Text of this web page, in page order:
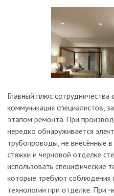
Главный плюс
коммуникация специалистов,
этапом ремонта. При
нередко обнаруживается
трубопроводы, не внесённые
стяжки и черновой отделке
использовать специфические
которые требуют соблюдения
технологии при отделке. При